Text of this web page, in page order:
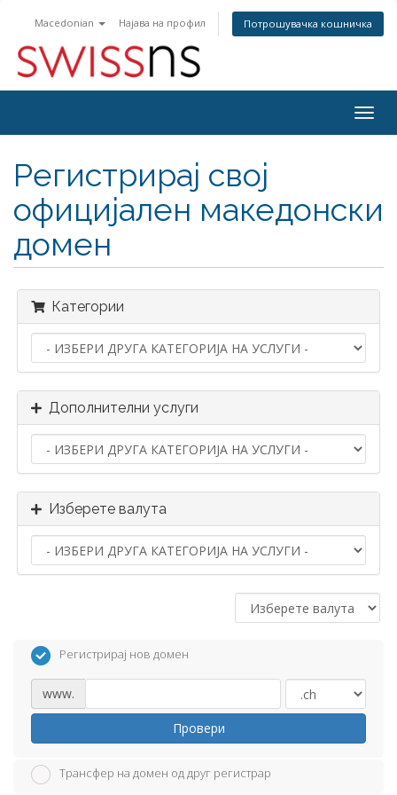
Macedonian Најава на профил Потрошувачка кошничка
Регистрирај свој
официјален македонски
домен
Категории
Дополнителни услуги
Изберете валута
Регистрирај нов домен
www.
Провери
Трансфер на домен од друг регистрар